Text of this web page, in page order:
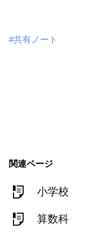
#共有ノート
関連ページ
小学校
算数科